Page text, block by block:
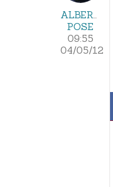
ALBERTO
POSE
09:55
04/05/12